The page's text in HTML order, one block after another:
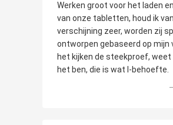
Werken groot voor het laden
van onze tabletten, houd ik
verschijning zeer, worden zij
ontworpen gebaseerd op mijn
het kijken de steekproef, weet
het ben, die is wat I-behoefte.